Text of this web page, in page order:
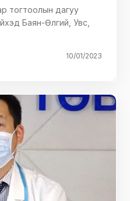
тогтоолын дагуу
Баян-Өлгий, Увс,
10/01/2023